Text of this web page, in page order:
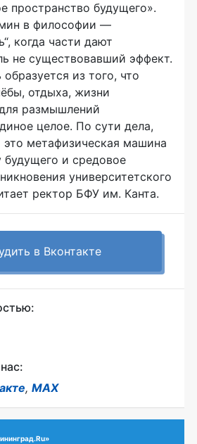
пространство будущего».
в философии —
когда части дают
не существовавший эффект.
из того, что
отдыха, жизни
размышлений
целое. По сути дела,
метафизическая машина
будущего и средовое
университетского
ректор БФУ им. Канта.
в Вконтакте
, MAX